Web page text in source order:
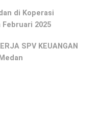
di Koperasi
Februari 2025
SPV KEUANGAN